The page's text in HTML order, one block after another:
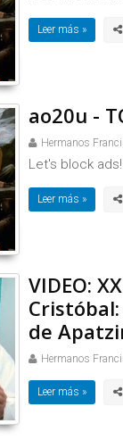
Leer más »
ao20u -
Hermanos
Let's block
Leer más »
VIDEO:
de
Hermanos
Leer más »